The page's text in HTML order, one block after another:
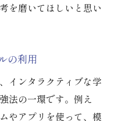
を磨いてほしいと思い
の利用
インタラクティブな学
法の一環です。例え
やアプリを使って、模